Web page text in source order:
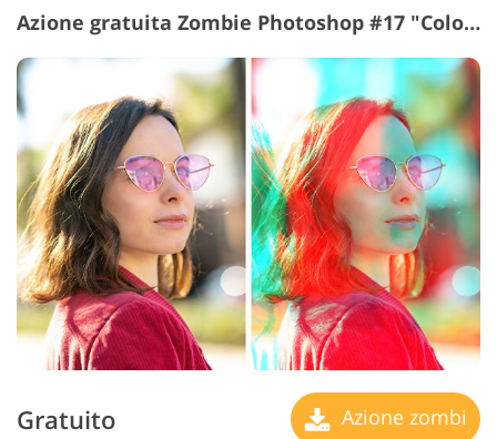
Azione gratuita Zombie Photoshop #17 "Colorcast"
Gratuito Azione zombi